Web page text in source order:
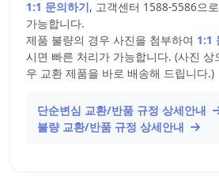
1:1 문의하기, 고객센터 1588-5586으
가능합니다.
제품 불량의 경우 사진을 첨부하여 1:1
시면 빠른 처리가 가능합니다. (사진 상
우 교환 제품을 바로 배송해 드립니다.)
단순변심 교환/반품 규정 상세안내
불량 교환/반품 규정 상세안내